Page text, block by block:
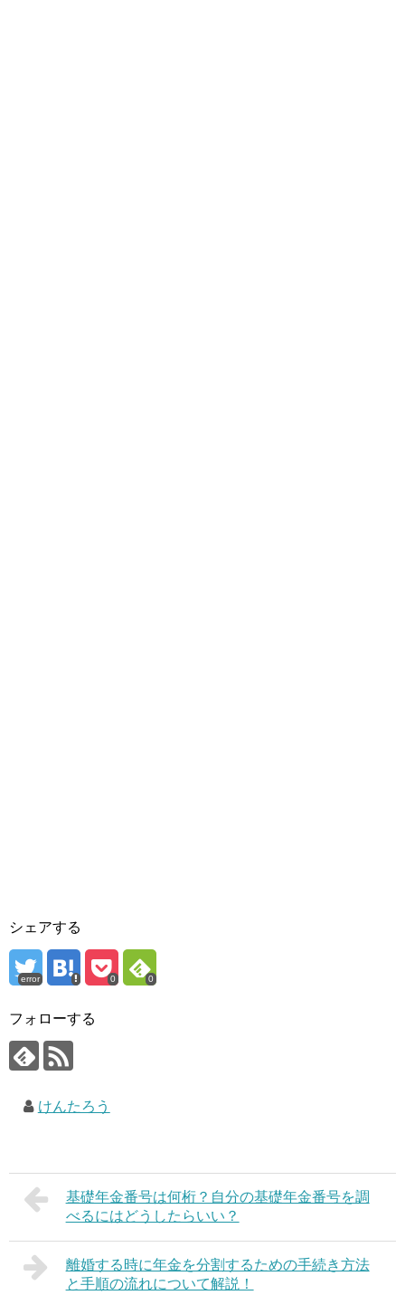
シェアする
error 0 0
フォローする
けんたろう
基礎年金番号は何桁？自分の基礎年金番号を調
べるにはどうしたらいい？
離婚する時に年金を分割するための手続き方法
と手順の流れについて解説！